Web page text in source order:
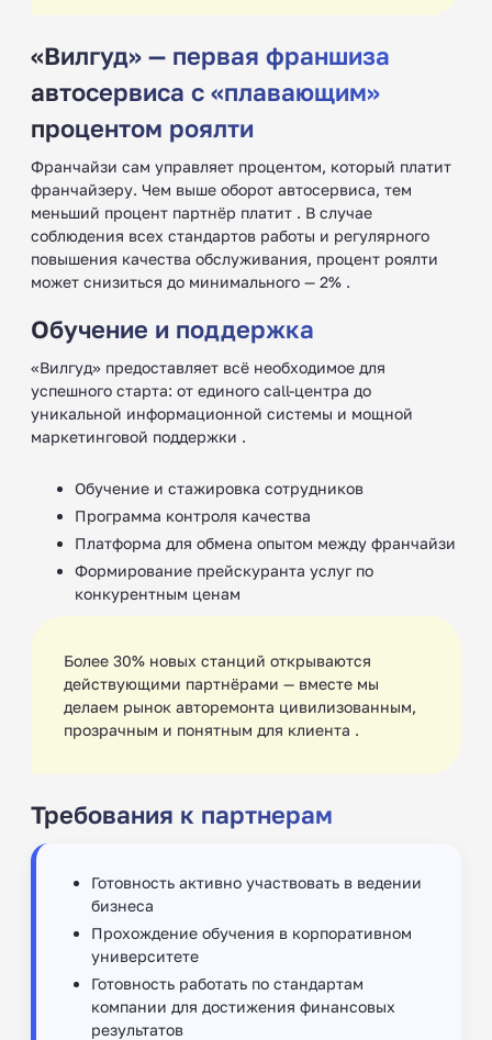
«Вилгуд» — первая франшиза
автосервиса с «плавающим»
процентом роялти
Франчайзи сам управляет процентом, который платит
франчайзеру. Чем выше оборот автосервиса, тем
меньший процент партнёр платит . В случае
соблюдения всех стандартов работы и регулярного
повышения качества обслуживания, процент роялти
может снизиться до минимального — 2% .
Обучение и поддержка
«Вилгуд» предоставляет всё необходимое для
успешного старта: от единого call-центра до
уникальной информационной системы и мощной
маркетинговой поддержки .
Обучение и стажировка сотрудников
Программа контроля качества
Платформа для обмена опытом между франчайзи
Формирование прейскуранта услуг по
конкурентным ценам
Более 30% новых станций открываются
действующими партнёрами — вместе мы
делаем рынок авторемонта цивилизованным,
прозрачным и понятным для клиента .
Требования к партнерам
Готовность активно участвовать в ведении
бизнеса
Прохождение обучения в корпоративном
университете
Готовность работать по стандартам
компании для достижения финансовых
результатов